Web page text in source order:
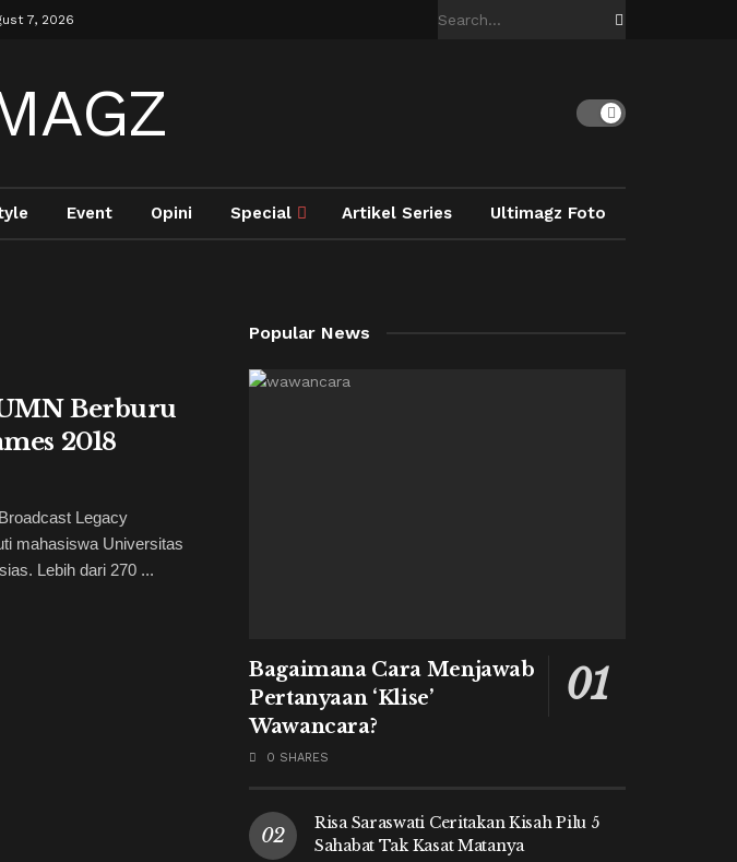
7, 2026
Event Opini Special Artikel Series Ultimagz Foto
Berburu
2018
Legacy
mahasiswa Universitas
Lebih dari 270 ...
Popular News
Bagaimana Cara Menjawab
Pertanyaan ‘Klise’
Wawancara?
0 SHARES
Risa Saraswati Ceritakan Kisah Pilu 5
Sahabat Tak Kasat Matanya